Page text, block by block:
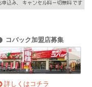
コバック加盟店募集
詳しくはコチラ